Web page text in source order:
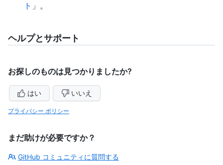
ト 」。
ヘルプとサポート
お探しのものは見つかりましたか?
はい いいえ
プライバシー ポリシー
まだ助けが必要ですか？
GitHub コミュニティに質問する